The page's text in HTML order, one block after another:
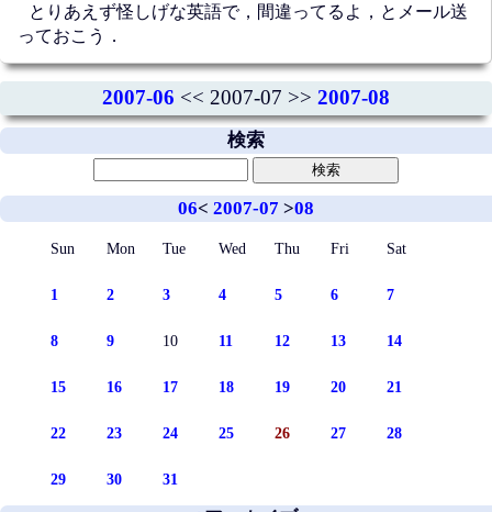
とりあえず怪しげな英語で，間違ってるよ，とメール送
っておこう．
2007-06 << 2007-07 >> 2007-08
検索
06< 2007-07 >08
Sun Mon Tue Wed Thu Fri Sat
1 2 3 4 5 6 7
8 9 10 11 12 13 14
15 16 17 18 19 20 21
22 23 24 25 26 27 28
29 30 31